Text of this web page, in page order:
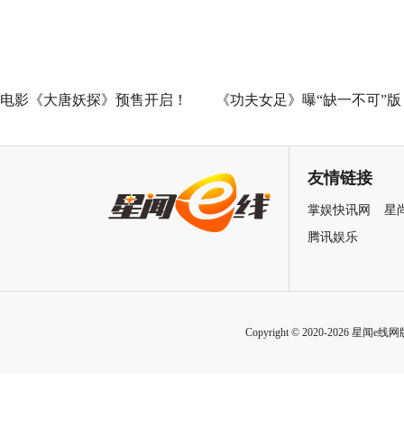
电影《大唐妖探》预售开启！ 《功夫女足》曝“缺一不可”版
力量 友情链接
掌娱快讯网
星
腾讯娱乐
Copyright © 2020-2026 星闻e线